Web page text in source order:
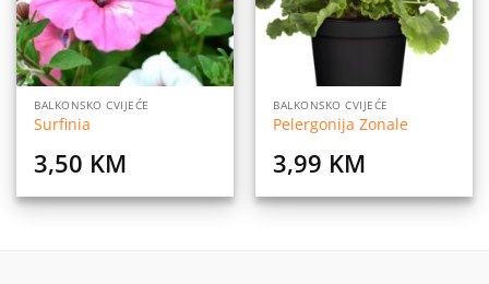
BALKONSKO CVIJEĆE
Surfinia
3,50 KM
BALKONSKO CVIJEĆE
Pelergonija Zonale
3,99 KM